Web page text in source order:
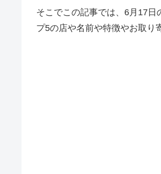
そこでこの記事では、6月17日
プ5の店や名前や特徴やお取り